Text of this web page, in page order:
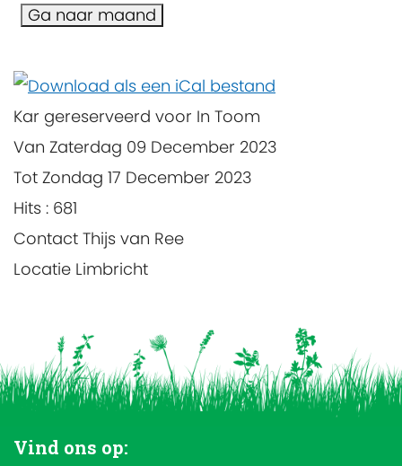
Ga naar maand
Kar gereserveerd voor In Toom
Van Zaterdag 09 December 2023
Tot Zondag 17 December 2023
Hits : 681
Contact Thijs van Ree
Locatie Limbricht
Vind ons op: